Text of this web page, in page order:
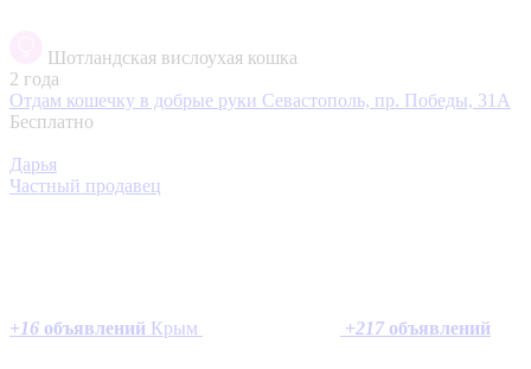
Шотландская вислоухая кошка
2 года
Отдам кошечку в добрые руки Севастополь, пр. Победы, 31А
Бесплатно
Дарья
Частный продавец
+16 объявлений Крым +217 объявлений